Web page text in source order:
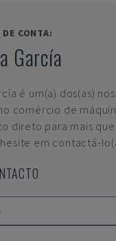
CONTA:
García
é um(a) dos(as)
comércio de
direto para mais
em contactá-